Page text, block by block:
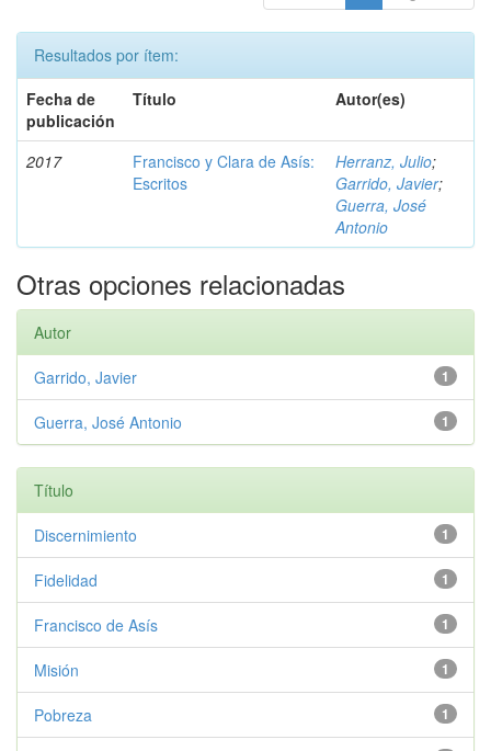
Resultados por ítem:
Fecha de
publicación
Título Autor(es)
2017
Francisco y Clara de Asís:
Escritos
Herranz, Julio;
Garrido, Javier;
Guerra, José
Antonio
Otras opciones relacionadas
Autor
1
Garrido, Javier
1
Guerra, José Antonio
Título
1
Discernimiento
1
Fidelidad
1
Francisco de Asís
1
Misión
1
Pobreza